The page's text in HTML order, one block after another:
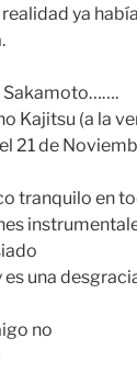
realidad ya
Sakamoto…….
Kajitsu (a la
21 de
tranquilo en
una
no